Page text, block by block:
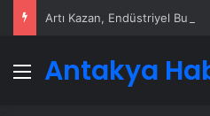
Menü
Antakya